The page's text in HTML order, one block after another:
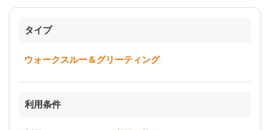
タイプ
ウォークスルー＆グリーティング
利用条件